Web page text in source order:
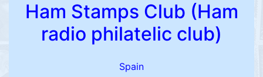
Ham Stamps Club (Ham
radio philatelic club)
Spain